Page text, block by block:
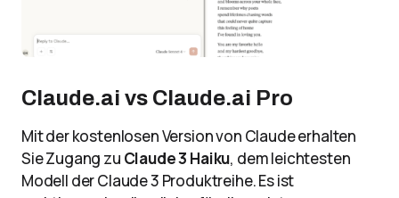
Claude.ai vs Claude.ai Pro
Mit der kostenlosen Version von Claude erhalten
Sie Zugang zu Claude 3 Haiku, dem leichtesten
Modell der Claude 3 Produktreihe. Es ist